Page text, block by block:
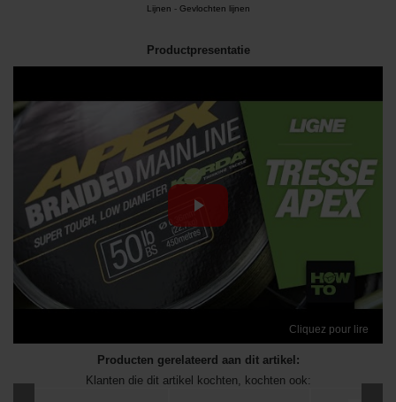
Lijnen - Gevlochten lijnen
Productpresentatie
Cliquez pour lire
Producten gerelateerd aan dit artikel:
Klanten die dit artikel kochten, kochten ook: